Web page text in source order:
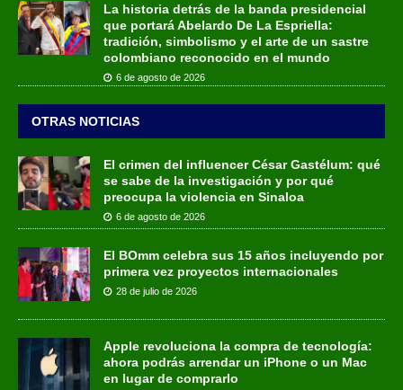
La historia detrás de la banda presidencial
que portará Abelardo De La Espriella:
tradición, simbolismo y el arte de un sastre
colombiano reconocido en el mundo
6 de agosto de 2026
OTRAS NOTICIAS
El crimen del influencer César Gastélum: qué
se sabe de la investigación y por qué
preocupa la violencia en Sinaloa
6 de agosto de 2026
El BOmm celebra sus 15 años incluyendo por
primera vez proyectos internacionales
28 de julio de 2026
Apple revoluciona la compra de tecnología:
ahora podrás arrendar un iPhone o un Mac
en lugar de comprarlo